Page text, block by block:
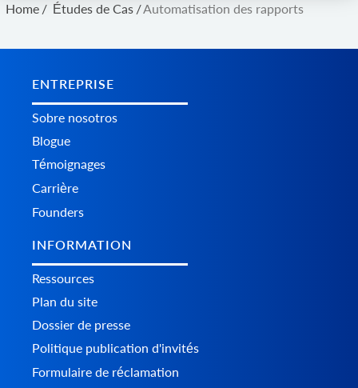
Home / Études de Cas /Automatisation des rapports
ENTREPRISE
Sobre nosotros
Blogue
Témoignages
Carrière
Founders
INFORMATION
Ressources
Plan du site
Dossier de presse
Politique publication d'invités
Formulaire de réclamation